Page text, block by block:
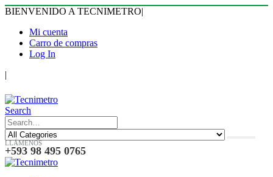
BIENVENIDO A TECNIMETRO|
Mi cuenta
Carro de compras
Log In
|
Search
LLÁMENOS
+593 98 495 0765